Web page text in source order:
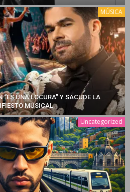
MÚSICA
“ES UNA LOCURA” Y SACUDE LA
MUSICAL
Uncategorized